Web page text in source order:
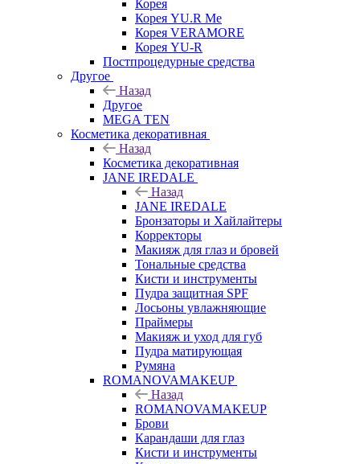
Корея
Корея YU.R Me
Корея VERAMORE
Корея YU-R
Постпроцедурные средства
Другое
Назад
Другое
MEGA TEN
Косметика декоративная
Назад
Косметика декоративная
JANE IREDALE
Назад
JANE IREDALE
Бронзаторы и Хайлайтеры
Корректоры
Макияж для глаз и бровей
Тональные средства
Кисти и инструменты
Пудра защитная SPF
Лосьоны увлажняющие
Праймеры
Макияж и уход для губ
Пудра матирующая
Румяна
ROMANOVAMAKEUP
Назад
ROMANOVAMAKEUP
Брови
Карандаши для глаз
Кисти и инструменты